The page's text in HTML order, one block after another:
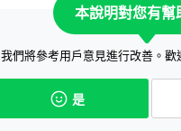
本說明對您有幫
我們將參考用戶意見進行改善。歡
是